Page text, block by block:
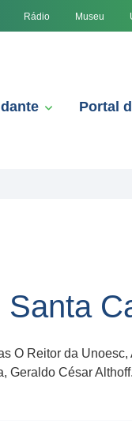
Rádio Museu
Portal
O Reitor da Unoesc,
Geraldo César